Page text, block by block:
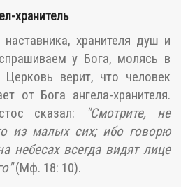
хранитель
хранителя душ и
у Бога, молясь в
верит, что человек
от Бога ангела-хранителя.
сказал:
"Смотрите, не
из малых сих; ибо говорю
небесах всегда видят лице
(Мф. 18: 10).